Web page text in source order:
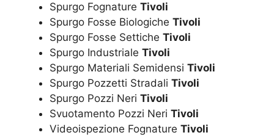
Spurgo Fognature Tivoli
Spurgo Fosse Biologiche Tivoli
Spurgo Fosse Settiche Tivoli
Spurgo Industriale Tivoli
Spurgo Materiali Semidensi Tivoli
Spurgo Pozzetti Stradali Tivoli
Spurgo Pozzi Neri Tivoli
Svuotamento Pozzi Neri Tivoli
Videoispezione Fognature Tivoli